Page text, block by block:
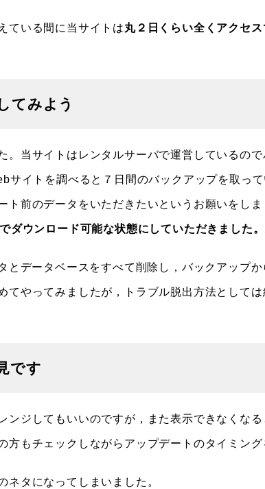
ている間に当サイトは丸２日くらい全くアクセ
てみよう
当サイトはレンタルサーバで運営しているの
サイトを調べると７日間のバックアップを取っ
ト前のデータをいただきたいというお願いをしま
ダウンロード可能な状態にしていただきました。
とデータベースをすべて削除し，バックアップ
てやってみましたが，トラブル脱出方法としては
です
ジしてもいいのですが，また表示できなくな
方もチェックしながらアップデートのタイミング
ネタになってしまいました。